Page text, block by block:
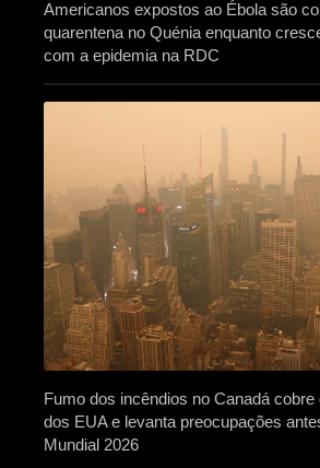
Americanos expostos ao Ébola são
quarentena no Quénia enquanto
com a epidemia na RDC
Fumo dos incêndios no Canadá cobre
dos EUA e levanta preocupações
Mundial 2026